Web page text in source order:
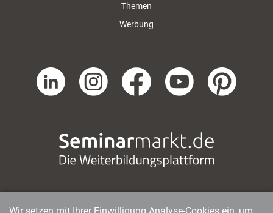
Themen
Werbung
managerSeminare Verlags GmbH | Endenicher Str. 41 |